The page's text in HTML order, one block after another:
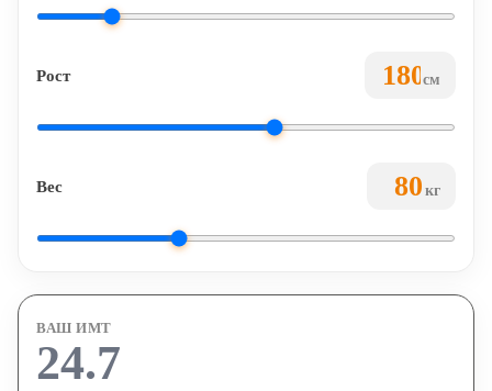
Рост см
Вес кг
ВАШ ИМТ
24.7